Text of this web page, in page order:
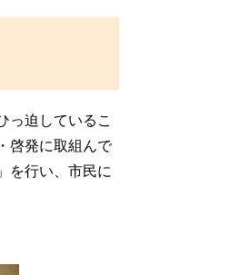
っ迫しているこ
啓発に取組んで
を行い、市民に